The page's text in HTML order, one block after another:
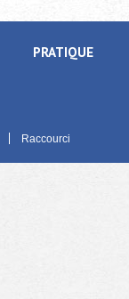
PRATIQUE
Raccourci